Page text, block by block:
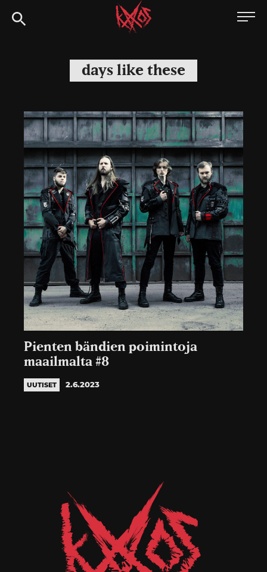
Siirry
suoraan
Kaaoszine
days like these
Pienten bändien poimintoja
maailmalta #8
UUTISET 2.6.2023